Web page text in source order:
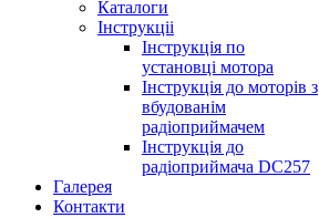
Каталоги
Інструкціі
Інструкція по
установці мотора
Інструкція до моторів з
вбудованім
радіоприймачем
Інструкція до
радіоприймача DC257
Галерея
Контакти